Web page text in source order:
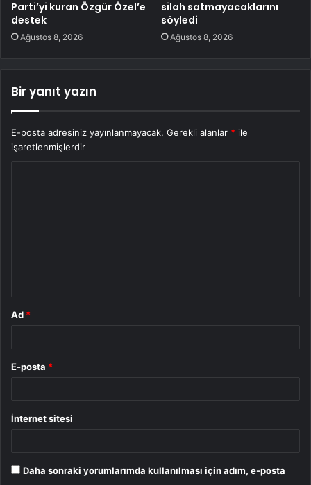
Parti’yi kuran Özgür Özel’e
destek
Ağustos 8, 2026
silah satmayacaklarını
söyledi
Ağustos 8, 2026
Bir yanıt yazın
E-posta adresiniz yayınlanmayacak. Gerekli alanlar * ile
işaretlenmişlerdir
Ad *
E-posta *
İnternet sitesi
Daha sonraki yorumlarımda kullanılması için adım, e-posta